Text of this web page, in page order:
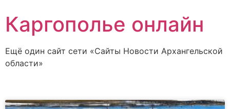
Каргополье онлайн
Ещё один сайт сети «Сайты Новости Архангельской
области»